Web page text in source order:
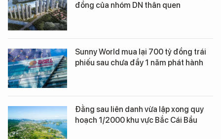
đồng của nhóm DN thân quen
Sunny World mua lại 700 tỷ đồng trái
phiếu sau chưa đầy 1 năm phát hành
Đằng sau liên danh vừa lập xong quy
hoạch 1/2000 khu vực Bắc Cái Bầu